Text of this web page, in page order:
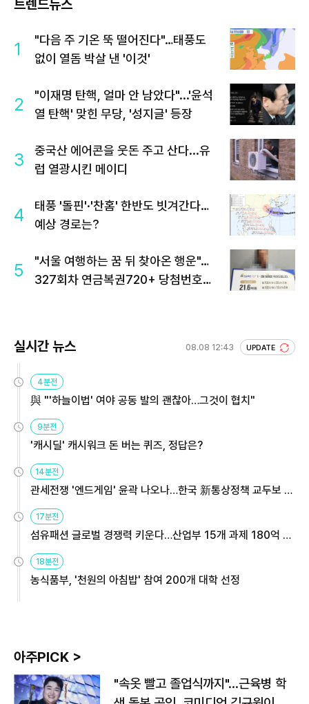
트렌드뉴스
1
"다음 주 기온 뚝 떨어진다"…태풍도
없이 열돔 박살 낸 '이것'
2
"이재명 탄핵, 얼마 안 남았다"...'윤석
열 탄핵' 맞힌 무당, '성지글' 등장
3
중국산 에어콘을 웃돈 주고 산다...유
럽 열광시킨 메이디
4
태풍 '돌핀'·'찬홈' 한반도 빗겨간다…
예상 경로는?
5
"서울 여행하는 꿈 뒤 찾아온 행운"…
327회차 연금복권720+ 당첨번호조
실시간 뉴스 08.08 12:43 UPDATE
4분전
與 "'하늘이법' 여야 공동 발의 괜찮아…그것이 협치"
9분전
'캐시딜' 캐시워크 돈 버는 퀴즈, 정답은?
14분전
관세전쟁 '엔드게임' 윤곽 나오나…한국 新통상정책 교두보 활
용해야
17분전
섬유패션 글로벌 경쟁력 키운다…산업부 15개 과제 180억 지
원
18분전
농식품부, '천원의 아침밥' 참여 200개 대학 선정
아주PICK >
"속옷 빨고 졸업식까지"…근육병 학